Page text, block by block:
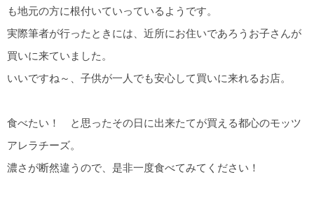
も地元の方に根付いていっているようです。
実際筆者が行ったときには、近所にお住いであろうお子さんが
買いに来ていました。
いいですね～、子供が一人でも安心して買いに来れるお店。
食べたい！ と思ったその日に出来たてが買える都心のモッツ
アレラチーズ。
濃さが断然違うので、是非一度食べてみてください！